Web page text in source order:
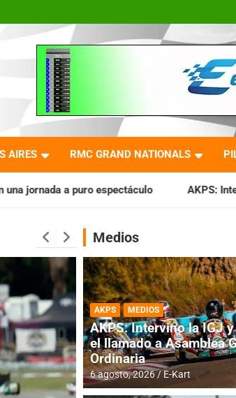
AIRES RMC GRAND NATIONALS
AKPS: Intervino la IGJ y oficializó
Medios
AKPS MEDIOS
AKPS: Intervino la IGJ
el llamado a Asamblea
Ordinaria
6 agosto, 2026 E-Kart